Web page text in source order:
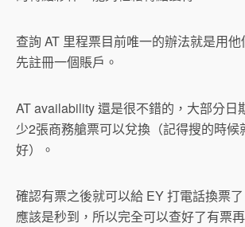
查詢 AT 里程票目前唯一的辦法就是用
先註冊一個賬戶。
AT availability 還是很不錯的，大部分日
少2張商務艙票可以兌換（記得搜的時候
好）。
確認有票之後就可以給 EY 打電話換票
應該是秒到，所以完全可以查好了有票